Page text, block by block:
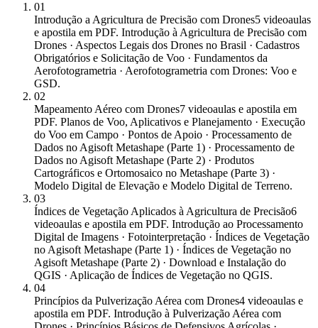
01
Introdução a Agricultura de Precisão com Drones5 videoaulas
e apostila em PDF. Introdução à Agricultura de Precisão com
Drones · Aspectos Legais dos Drones no Brasil · Cadastros
Obrigatórios e Solicitação de Voo · Fundamentos da
Aerofotogrametria · Aerofotogrametria com Drones: Voo e
GSD.
02
Mapeamento Aéreo com Drones7 videoaulas e apostila em
PDF. Planos de Voo, Aplicativos e Planejamento · Execução
do Voo em Campo · Pontos de Apoio · Processamento de
Dados no Agisoft Metashape (Parte 1) · Processamento de
Dados no Agisoft Metashape (Parte 2) · Produtos
Cartográficos e Ortomosaico no Metashape (Parte 3) ·
Modelo Digital de Elevação e Modelo Digital de Terreno.
03
Índices de Vegetação Aplicados à Agricultura de Precisão6
videoaulas e apostila em PDF. Introdução ao Processamento
Digital de Imagens · Fotointerpretação · Índices de Vegetação
no Agisoft Metashape (Parte 1) · Índices de Vegetação no
Agisoft Metashape (Parte 2) · Download e Instalação do
QGIS · Aplicação de Índices de Vegetação no QGIS.
04
Princípios da Pulverização Aérea com Drones4 videoaulas e
apostila em PDF. Introdução à Pulverização Aérea com